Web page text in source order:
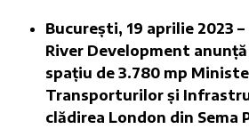
București, 19 aprilie 2023
River Development
spațiu de 3.780 mp
Transporturilor și
clădirea London din Sema